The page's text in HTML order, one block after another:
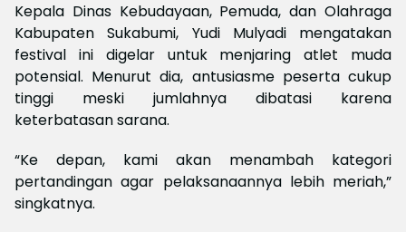
Kepala Dinas Kebudayaan, Pemuda, dan Olahraga
Kabupaten Sukabumi, Yudi Mulyadi mengatakan
festival ini digelar untuk menjaring atlet muda
potensial. Menurut dia, antusiasme peserta cukup
tinggi meski jumlahnya dibatasi karena
keterbatasan sarana.
“Ke depan, kami akan menambah kategori
pertandingan agar pelaksanaannya lebih meriah,”
singkatnya.